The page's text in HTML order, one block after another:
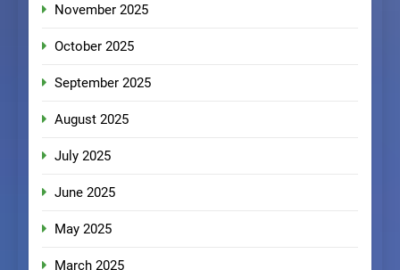
November 2025
October 2025
September 2025
August 2025
July 2025
June 2025
May 2025
March 2025